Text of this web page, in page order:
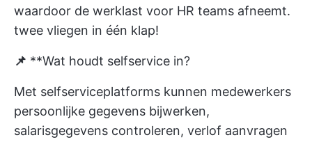
waardoor de werklast voor HR teams afneemt.
twee vliegen in één klap!
📌 **Wat houdt selfservice in?
Met selfserviceplatforms kunnen medewerkers
persoonlijke gegevens bijwerken,
salarisgegevens controleren, verlof aanvragen